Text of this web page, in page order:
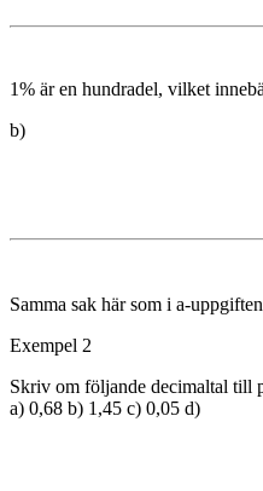
1% är en hundradel, vilket
b)
Samma sak här som i a-
Exempel 2
Skriv om följande decimaltal till
a) 0,68 b) 1,45 c) 0,05 d)